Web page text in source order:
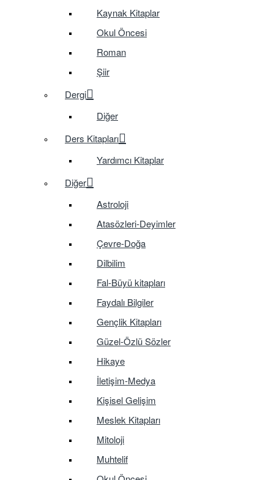
Kaynak Kitaplar
Okul Öncesi
Roman
Şiir
Dergi
Diğer
Ders Kitapları
Yardımcı Kitaplar
Diğer
Astroloji
Atasözleri-Deyimler
Çevre-Doğa
Dilbilim
Fal-Büyü kitapları
Faydalı Bilgiler
Gençlik Kitapları
Güzel-Özlü Sözler
Hikaye
İletişim-Medya
Kişisel Gelişim
Meslek Kitapları
Mitoloji
Muhtelif